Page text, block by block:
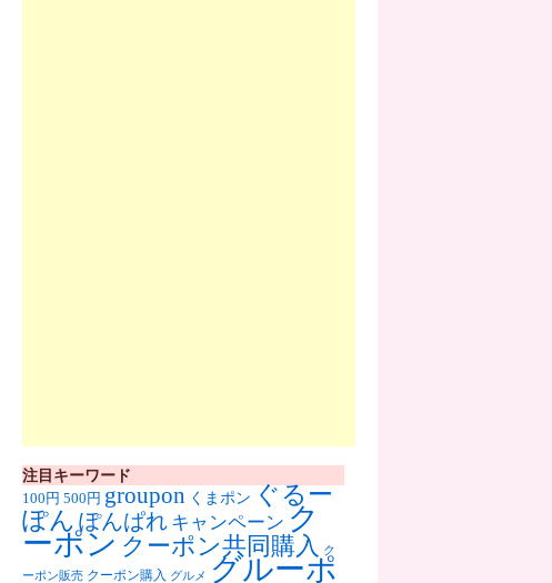
注目キーワード
100円 500円 groupon くまポン ぐるー
ぽん ぽんぱれ キャンペーン ク
ーポン クーポン共同購入 ク
ーポン販売 クーポン購入 グルメ グルーポ